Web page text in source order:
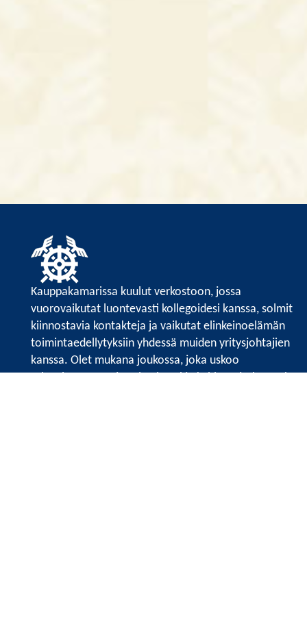
Kauppakamarissa kuulut verkostoon, jossa
vuorovaikutat luontevasti kollegoidesi kanssa, solmit
kiinnostavia kontakteja ja vaikutat elinkeinoelämän
toimintaedellytyksiin yhdessä muiden yritysjohtajien
kanssa. Olet mukana joukossa, joka uskoo